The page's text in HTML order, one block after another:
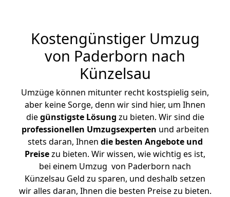
Kostengünstiger Umzug
von Paderborn nach
Künzelsau
Umzüge können mitunter recht kostspielig sein,
aber keine Sorge, denn wir sind hier, um Ihnen
diegünstigste Lösung zu bieten. Wir sind die
professionellen Umzugsexperten und arbeiten
stets daran, Ihnen die besten Angebote und
Preisezu bieten. Wir wissen, wie wichtig es ist,
bei einem Umzug von Paderborn nach
Künzelsau Geld zu sparen, und deshalb setzen
wir alles daran, Ihnen die besten Preise zu bieten.